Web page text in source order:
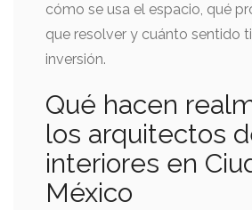
cómo se usa el espacio, qué
que resolver y cuánto sentido
inversión.
Qué hacen
los arquitectos
interiores en
México